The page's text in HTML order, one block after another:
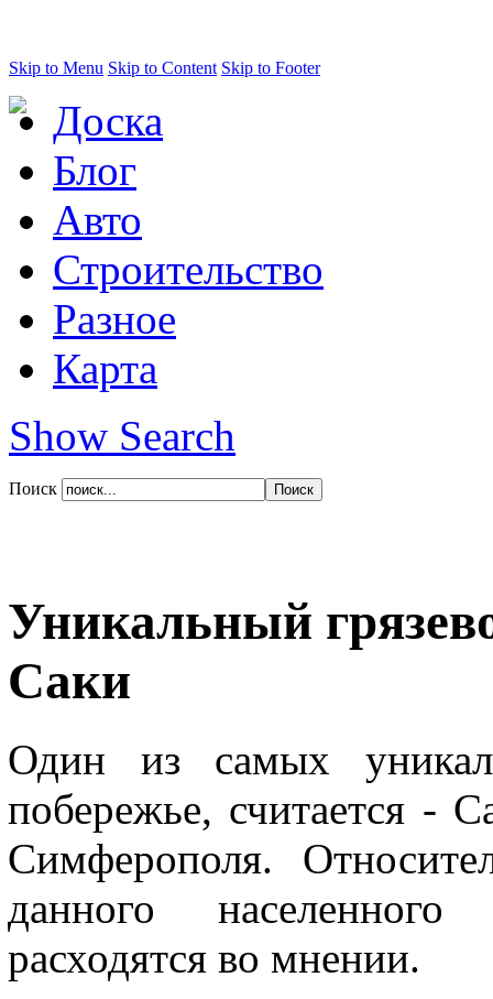
Skip to Menu Skip to Content Skip to Footer
Доска
Блог
Авто
Строительство
Разное
Карта
Show Search
Поиск
Уникальный
Саки
Один из самых
побережье, считается -
Симферополя.
данного
расходятся во мнении.